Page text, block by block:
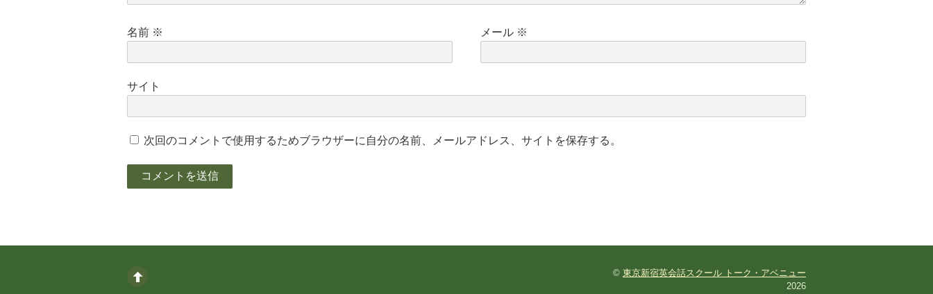
名前 ※ メール ※
サイト
次回のコメントで使用するためブラウザーに自分の名前、メールアドレス、サイトを保存する。
© 東京新宿英会話スクール トーク・アベニュー
2026